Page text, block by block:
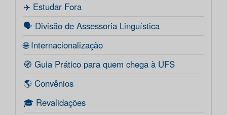
✈️ Estudar Fora
🗣️ Divisão de Assessoria Linguística
🌐 Internacionalização
🧭 Guia Prático para quem chega à UFS
🌎 Convênios
🎓 Revalidações